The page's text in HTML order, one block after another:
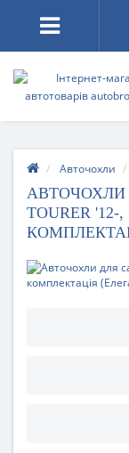
Авточохли
АВТОЧОХЛИ
TOURER